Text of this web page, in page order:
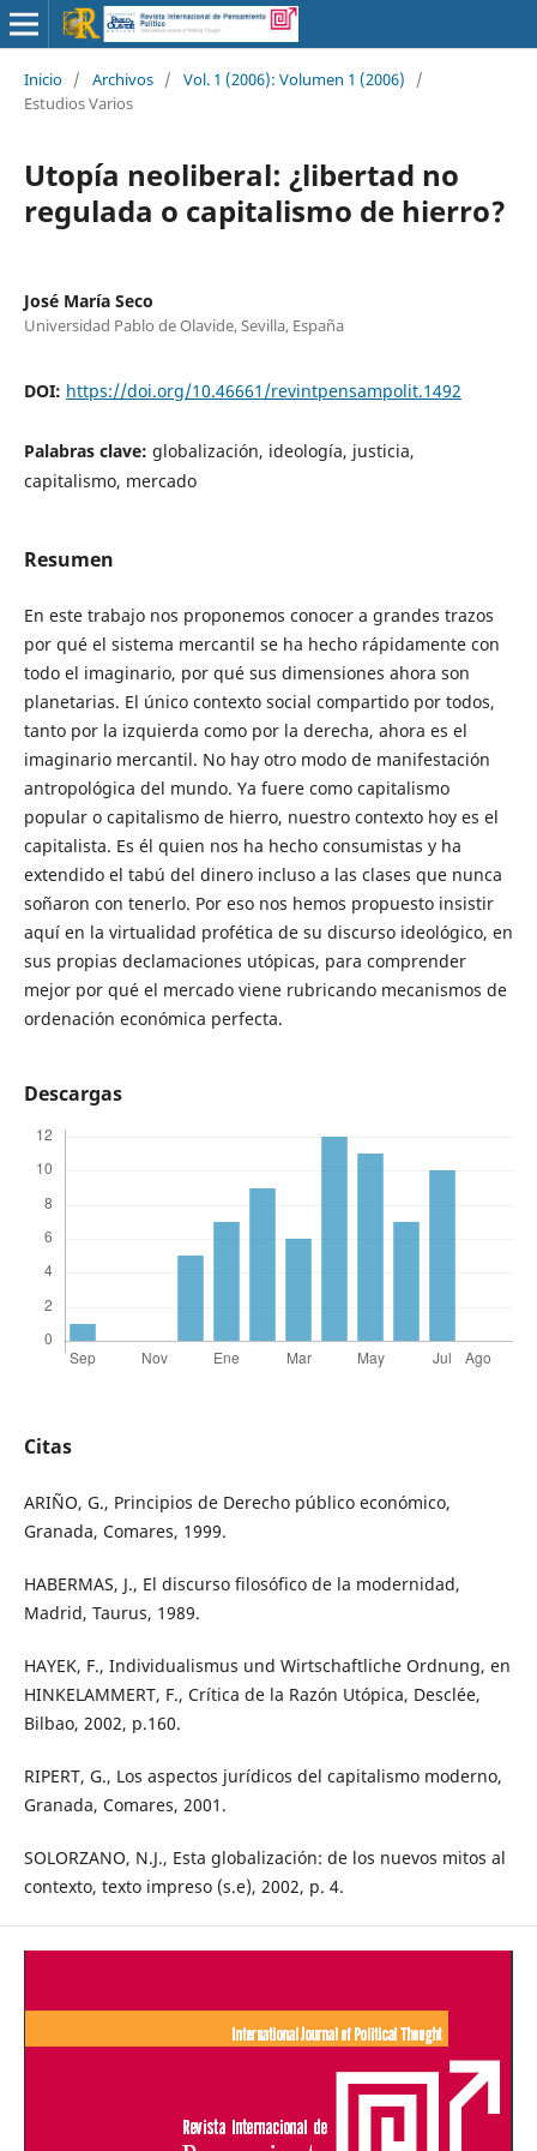
Inicio / Archivos / Vol. 1 (2006): Volumen 1 (2006)
/
Estudios Varios
Utopía neoliberal: ¿libertad no
regulada o capitalismo de hierro?
José María Seco
Universidad Pablo de Olavide, Sevilla, España
DOI: https://doi.org/10.46661/revintpensampolit.1492
Palabras clave: globalización, ideología, justicia,
capitalismo, mercado
Resumen
En este trabajo nos proponemos conocer a grandes trazos
por qué el sistema mercantil se ha hecho rápidamente con
todo el imaginario, por qué sus dimensiones ahora son
planetarias. El único contexto social compartido por todos,
tanto por la izquierda como por la derecha, ahora es el
imaginario mercantil. No hay otro modo de manifestación
antropológica del mundo. Ya fuere como capitalismo
popular o capitalismo de hierro, nuestro contexto hoy es el
capitalista. Es él quien nos ha hecho consumistas y ha
extendido el tabú del dinero incluso a las clases que nunca
soñaron con tenerlo. Por eso nos hemos propuesto insistir
aquí en la virtualidad profética de su discurso ideológico, en
sus propias declamaciones utópicas, para comprender
mejor por qué el mercado viene rubricando mecanismos de
ordenación económica perfecta.
Descargas
Citas
ARIÑO, G., Principios de Derecho público económico,
Granada, Comares, 1999.
HABERMAS, J., El discurso filosófico de la modernidad,
Madrid, Taurus, 1989.
HAYEK, F., Individualismus und Wirtschaftliche Ordnung, en
HINKELAMMERT, F., Crítica de la Razón Utópica, Desclée,
Bilbao, 2002, p.160.
RIPERT, G., Los aspectos jurídicos del capitalismo moderno,
Granada, Comares, 2001.
SOLORZANO, N.J., Esta globalización: de los nuevos mitos al
contexto, texto impreso (s.e), 2002, p. 4.